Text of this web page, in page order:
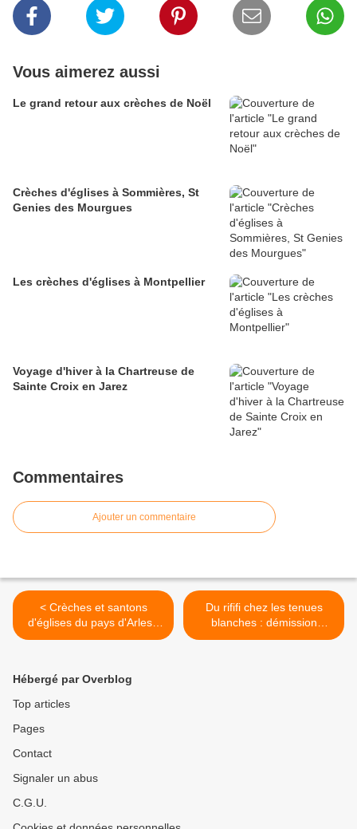
Vous aimerez aussi
Le grand retour aux crèches de Noël
Crèches d'églises à Sommières, St
Genies des Mourgues
Les crèches d'églises à Montpellier
Voyage d'hiver à la Chartreuse de
Sainte Croix en Jarez
Commentaires
Ajouter un commentaire
< Crèches et santons
d'églises du pays d'Arles -
Raphèle lès Arles
Du rififi chez les tenues
blanches : démission
d'Henri Itier, président de la
Hébergé par Overblog
Top articles
Pages
Contact
Signaler un abus
C.G.U.